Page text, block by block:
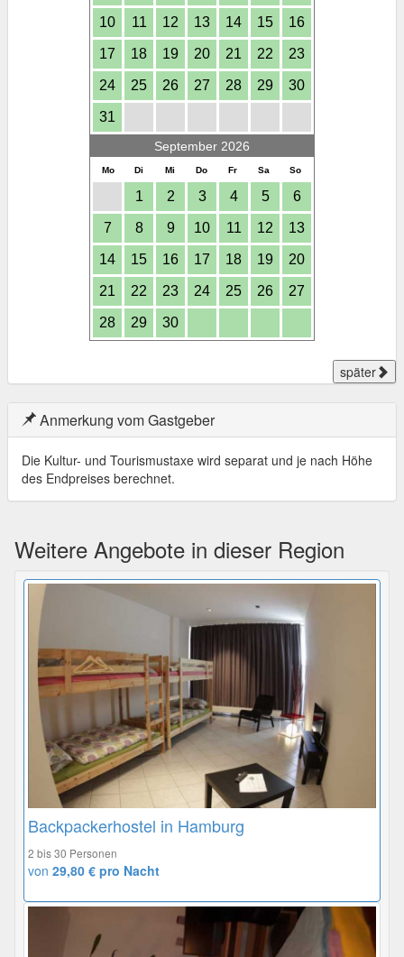
10 11 12 13 14 15 16
17 18 19 20 21 22 23
24 25 26 27 28 29 30
31
September 2026
Mo Di Mi Do Fr Sa So
1 2 3 4 5 6
7 8 9 10 11 12 13
14 15 16 17 18 19 20
21 22 23 24 25 26 27
28 29 30
später
Anmerkung vom Gastgeber
Die Kultur- und Tourismustaxe wird separat und je nach Höhe
des Endpreises berechnet.
Weitere Angebote in dieser Region
Backpackerhostel in Hamburg
2 bis 30 Personen
von 29,80 € pro Nacht